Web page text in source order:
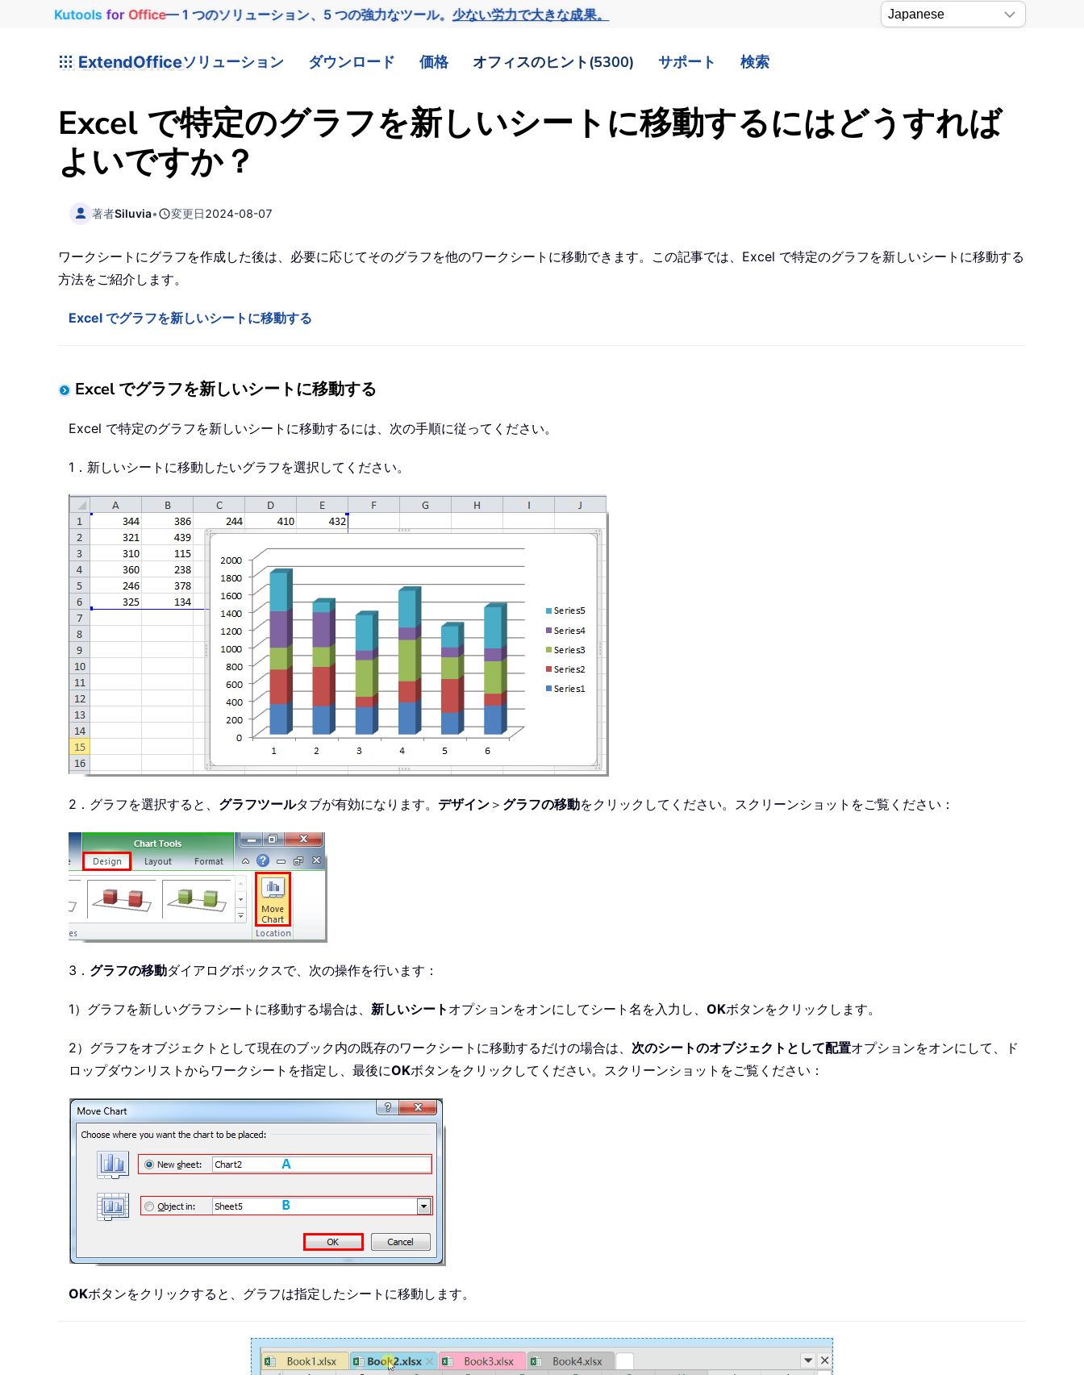
Kutools for Office— 1 つのソリューション、5 つの強力なツール。少ない労力で大きな成果。
ExtendOfficeソリューション ダウンロード 価格 オフィスのヒント(5300) サポート 検索
Excel で特定のグラフを新しいシートに移動するにはどうすれば
よいですか？
著者Siluvia• 変更日2024-08-07
ワークシートにグラフを作成した後は、必要に応じてそのグラフを他のワークシートに移動できます。この記事では、Excel で特定のグラフを新しいシートに移動する
方法をご紹介します。
Excel でグラフを新しいシートに移動する
Excel でグラフを新しいシートに移動する
Excel で特定のグラフを新しいシートに移動するには、次の手順に従ってください。
1．新しいシートに移動したいグラフを選択してください。
2．グラフを選択すると、 グラフツールタブが有効になります。 デザイン ＞ グラフの移動をクリックしてください。スクリーンショットをご覧ください：
3． グラフの移動ダイアログボックスで、次の操作を行います：
1）グラフを新しいグラフシートに移動する場合は、 新しいシート オプションをオンにしてシート名を入力し、 OKボタンをクリックします。
2）グラフをオブジェクトとして現在のブック内の既存のワークシートに移動するだけの場合は、 次のシートのオブジェクトとして配置オプションをオンにして、ド
ロップダウンリストからワークシートを指定し、最後にOKボタンをクリックしてください。スクリーンショットをご覧ください：
OKボタンをクリックすると、グラフは指定したシートに移動します。